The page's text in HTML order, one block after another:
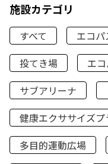
施設カテゴリ
すべて エコパ
投てき場
エ
サブアリーナ
健康エクササイズプ
多目的運動広場